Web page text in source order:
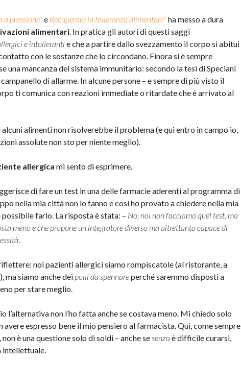
a pressione*e Recuperare la tolleranza alimentare*ha messo a dura
alimentari. In pratica gli autori di questi saggi
e intollerantie che a partire dallo svezzamento il corpo si abitui
con le sostanze che lo circondano. Finora si è sempre
una mancanza del sistema immunitario: secondo la tesi di Speciani
campanello di allarme. In alcune persone – e sempre di più visto il
ti comunica con reazioni immediate o ritardate che è arrivato al
alcuni alimenti non risolverebbe il problema (e qui entro in campo io,
assolute non sto per niente meglio).
allergica mi sento di esprimere.
di fare un test in una delle farmacie aderenti al programma di
nella mia città non lo fanno e così ho provato a chiedere nella mia
farlo. La risposta è stata: – No, noi non facciamo quel test, ma
meno e che propone un integratore diverso ma altrettanto capace di
.
noi pazienti allergici siamo rompiscatole (al ristorante, a
ma siamo anche dei polli da spennareperché saremmo disposti a
per stare meglio.
l’alternativa non l’ho fatta anche se costava meno. Mi chiedo solo
avere espresso bene il mio pensiero al farmacista. Qui, come sempre
è una questione solo di soldi – anche sesenza è difficile curarsi,
intellettuale.